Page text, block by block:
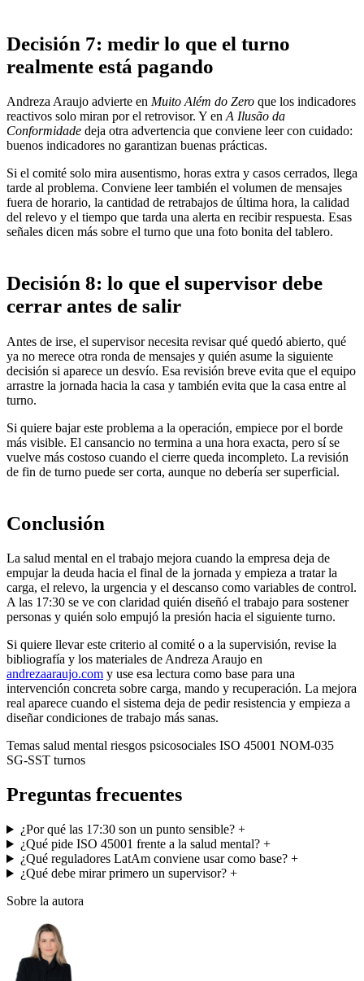
Decisión 7: medir lo que el turno
realmente está pagando
Andreza Araujo advierte en Muito Além do Zero que los indicadores
reactivos solo miran por el retrovisor. Y en A Ilusão da
Conformidade deja otra advertencia que conviene leer con cuidado:
buenos indicadores no garantizan buenas prácticas.
Si el comité solo mira ausentismo, horas extra y casos cerrados, llega
tarde al problema. Conviene leer también el volumen de mensajes
fuera de horario, la cantidad de retrabajos de última hora, la calidad
del relevo y el tiempo que tarda una alerta en recibir respuesta. Esas
señales dicen más sobre el turno que una foto bonita del tablero.
Decisión 8: lo que el supervisor debe
cerrar antes de salir
Antes de irse, el supervisor necesita revisar qué quedó abierto, qué
ya no merece otra ronda de mensajes y quién asume la siguiente
decisión si aparece un desvío. Esa revisión breve evita que el equipo
arrastre la jornada hacia la casa y también evita que la casa entre al
turno.
Si quiere bajar este problema a la operación, empiece por el borde
más visible. El cansancio no termina a una hora exacta, pero sí se
vuelve más costoso cuando el cierre queda incompleto. La revisión
de fin de turno puede ser corta, aunque no debería ser superficial.
Conclusión
La salud mental en el trabajo mejora cuando la empresa deja de
empujar la deuda hacia el final de la jornada y empieza a tratar la
carga, el relevo, la urgencia y el descanso como variables de control.
A las 17:30 se ve con claridad quién diseñó el trabajo para sostener
personas y quién solo empujó la presión hacia el siguiente turno.
Si quiere llevar este criterio al comité o a la supervisión, revise la
bibliografía y los materiales de Andreza Araujo en
andrezaaraujo.com y use esa lectura como base para una
intervención concreta sobre carga, mando y recuperación. La mejora
real aparece cuando el sistema deja de pedir resistencia y empieza a
diseñar condiciones de trabajo más sanas.
Temas salud mental riesgos psicosociales ISO 45001 NOM-035
SG-SST turnos
Preguntas frecuentes
¿Por qué las 17:30 son un punto sensible?+
¿Qué pide ISO 45001 frente a la salud mental?+
¿Qué reguladores LatAm conviene usar como base?+
¿Qué debe mirar primero un supervisor?+
Sobre la autora